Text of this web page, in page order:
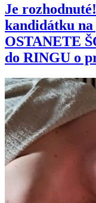
Je
kandidátku
OSTANETE
do RINGU o